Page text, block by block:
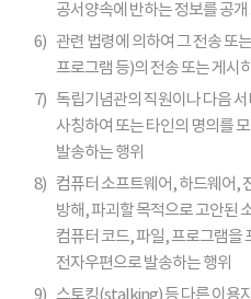
공서양속에 반하는 정보를 공
6) 관련 법령에 의하여 그 전송 또
프로그램 등)의 전송 또는 게시
7) 독립기념관의 직원이나 다음
사칭하여 또는 타인의 명의를
발송하는 행위
8) 컴퓨터 소프트웨어, 하드웨어,
방해, 파괴할 목적으로 고안된
컴퓨터 코드, 파일, 프로그램을
전자우편으로 발송하는 행위
9) 스토킹(stalking) 등 다른 이용